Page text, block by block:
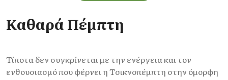
Καθαρά Πέμπτη
Τίποτα δεν συγκρίνεται με την ενέργεια και τον
ενθουσιασμό που φέρνει η Τσικνοπέμπτη στην όμορφη